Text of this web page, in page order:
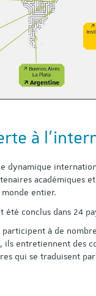
à
dynamique
académiques
entier.
été conclus dans 24
à de
ils entretiennent des
qui se traduisent